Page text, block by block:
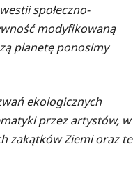
społeczno-
modyfikowaną
planetę ponosimy
ekologicznych
przez artystów, w
zakątków Ziemi oraz te